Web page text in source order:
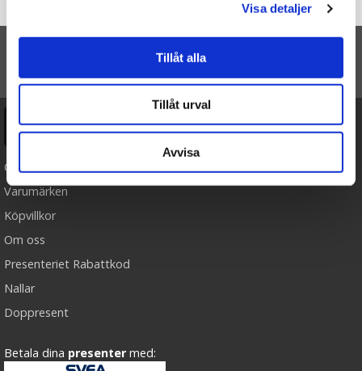
Visa detaljer
Tillåt alla
Tillåt urval
Avvisa
Ångra köp
Cookies
Varumärken
Köpvillkor
Om oss
Presenteriet Rabattkod
Nallar
Doppresent
Betala dina presenter med: